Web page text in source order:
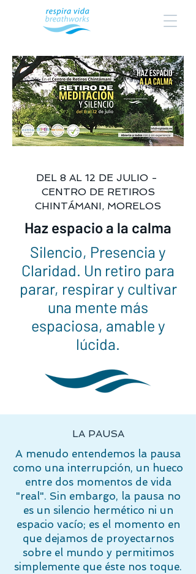
DEL 8 AL 12 DE JULIO -
CENTRO DE RETIROS
CHINTÁMANI, MORELOS
Haz espacio a la calma
Silencio, Presencia y
Claridad. Un retiro para
parar, respirar y cultivar
una mente más
espaciosa, amable y
lúcida.
LA PAUSA
A menudo entendemos la pausa
como una interrupción, un hueco
entre dos momentos de vida
"real". Sin embargo, la pausa no
es un silencio hermético ni un
espacio vacío; es el momento en
que dejamos de proyectarnos
sobre el mundo y permitimos
simplemente que éste nos toque.